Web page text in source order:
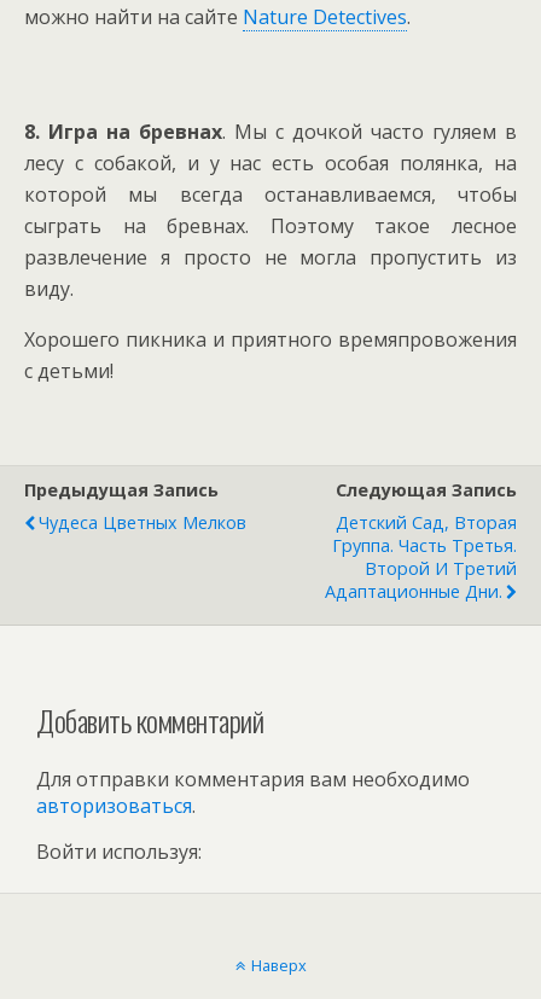
можно найти на сайте Nature Detectives.
8. Игра на бревнах. Мы с дочкой часто гуляем в
лесу с собакой, и у нас есть особая полянка, на
которой мы всегда останавливаемся, чтобы
сыграть на бревнах. Поэтому такое лесное
развлечение я просто не могла пропустить из
виду.
Хорошего пикника и приятного времяпровожения
с детьми!
Предыдущая Запись
Чудеса Цветных Мелков
Следующая Запись
Детский Сад, Вторая
Группа. Часть Третья.
Второй И Третий
Адаптационные Дни.
Добавить комментарий
Для отправки комментария вам необходимо
авторизоваться.
Войти используя:
Наверх